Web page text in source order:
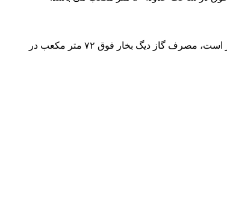
مصرف گاز مشعل دیگ بخار ۱۵۰۰ کیلویی گازسوز این شرکت یکی از دیگ های پرفشار است. که از قابلیت ذخیره سازی و فشرده سازی بخار برخوردار است، مصرف گاز دیگ بخار فوق ۷۲ متر مکعب در